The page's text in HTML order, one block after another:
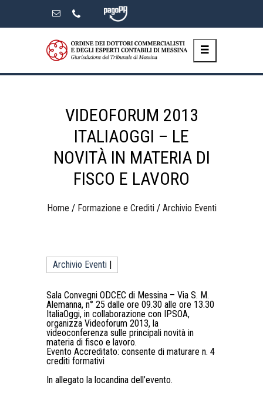
VIDEOFORUM 2013
ITALIAOGGI – LE
NOVITÀ IN MATERIA DI
FISCO E LAVORO
Home / Formazione e Crediti / Archivio Eventi
Archivio Eventi
Sala Convegni ODCEC di Messina – Via S. M.
Alemanna, n° 25 dalle ore 09.30 alle ore 13.30
ItaliaOggi, in collaborazione con IPSOA,
organizza Videoforum 2013, la
videoconferenza sulle principali novità in
materia di fisco e lavoro.
Evento Accreditato: consente di maturare n. 4
crediti formativi
In allegato la locandina dell’evento.